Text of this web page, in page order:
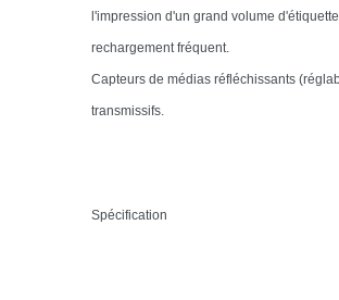
l'impression d'un grand volume
rechargement fréquent.
Capteurs de médias réfléchissants
transmissifs.
Spécification